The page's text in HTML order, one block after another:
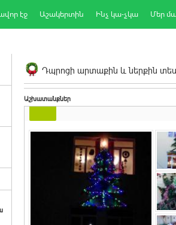
էջ Աշակերտին Ինչ կա-չկա Մեր
Դպրոցի արտաքին և ներքին
Աշխատանքներ